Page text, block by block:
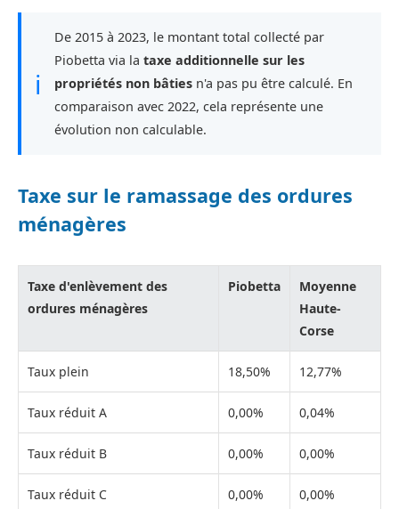
ℹ
De 2015 à 2023, le montant total collecté par
Piobetta via la taxe additionnelle sur les
propriétés non bâties n'a pas pu être calculé. En
comparaison avec 2022, cela représente une
évolution non calculable.
Taxe sur le ramassage des ordures
ménagères
Taxe d'enlèvement des
ordures ménagères
Piobetta
Moyenne
Haute-
Corse
Taux plein 18,50% 12,77%
Taux réduit A 0,00% 0,04%
Taux réduit B 0,00% 0,00%
Taux réduit C 0,00% 0,00%